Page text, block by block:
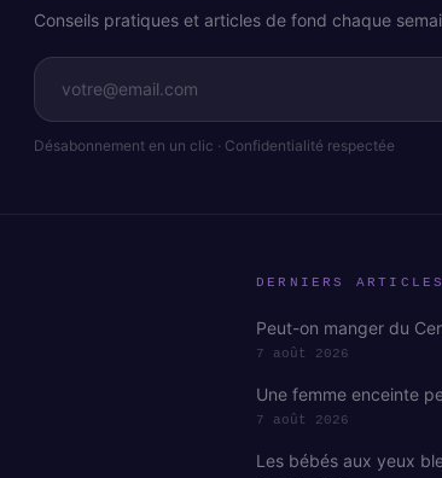
Conseils pratiques et articles de fond chaque
Désabonnement en un clic · Confidentialité respectée
DERNIERS ARTICLES
Peut-on manger du
7 août 2026
Une femme enceinte
7 août 2026
Les bébés aux yeux